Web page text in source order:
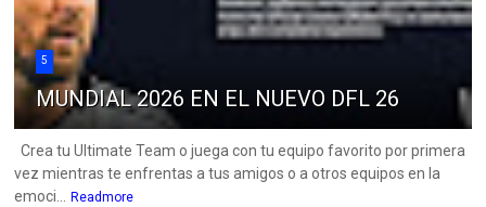
5
MUNDIAL 2026 EN EL NUEVO DFL 26
Crea tu Ultimate Team o juega con tu equipo favorito por primera
vez mientras te enfrentas a tus amigos o a otros equipos en la
emoci...
Readmore